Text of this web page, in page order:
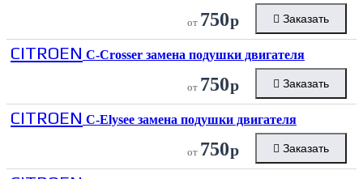
от 750р Заказать
CITROEN C-Crosser замена подушки двигателя
от 750р Заказать
CITROEN C-Elysee замена подушки двигателя
от 750р Заказать